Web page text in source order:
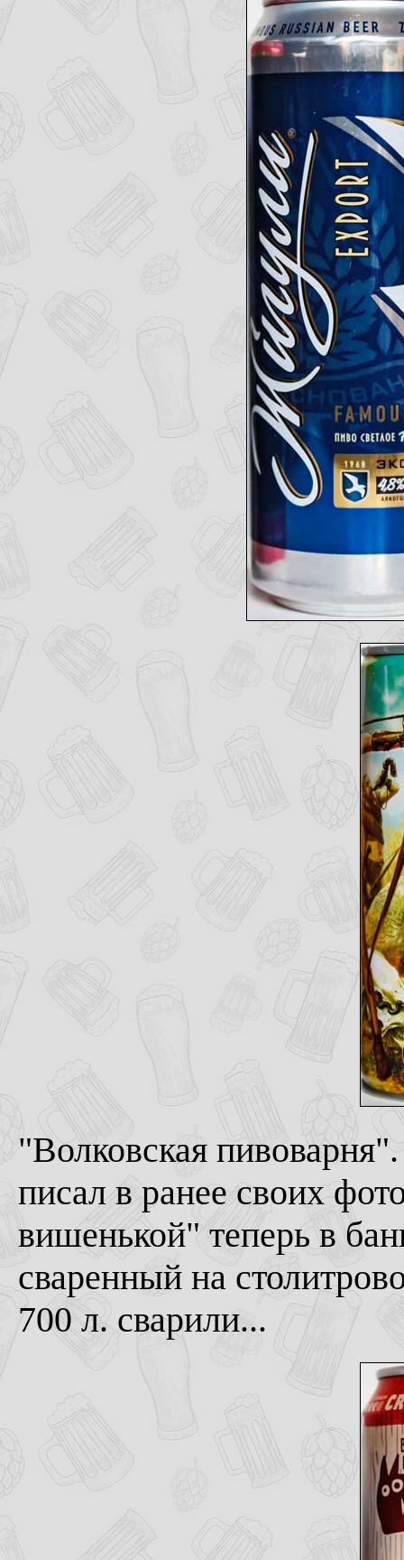
"Волковская
писал в ранее своих
вишенькой" теперь в
сваренный на
700 л. сварили...